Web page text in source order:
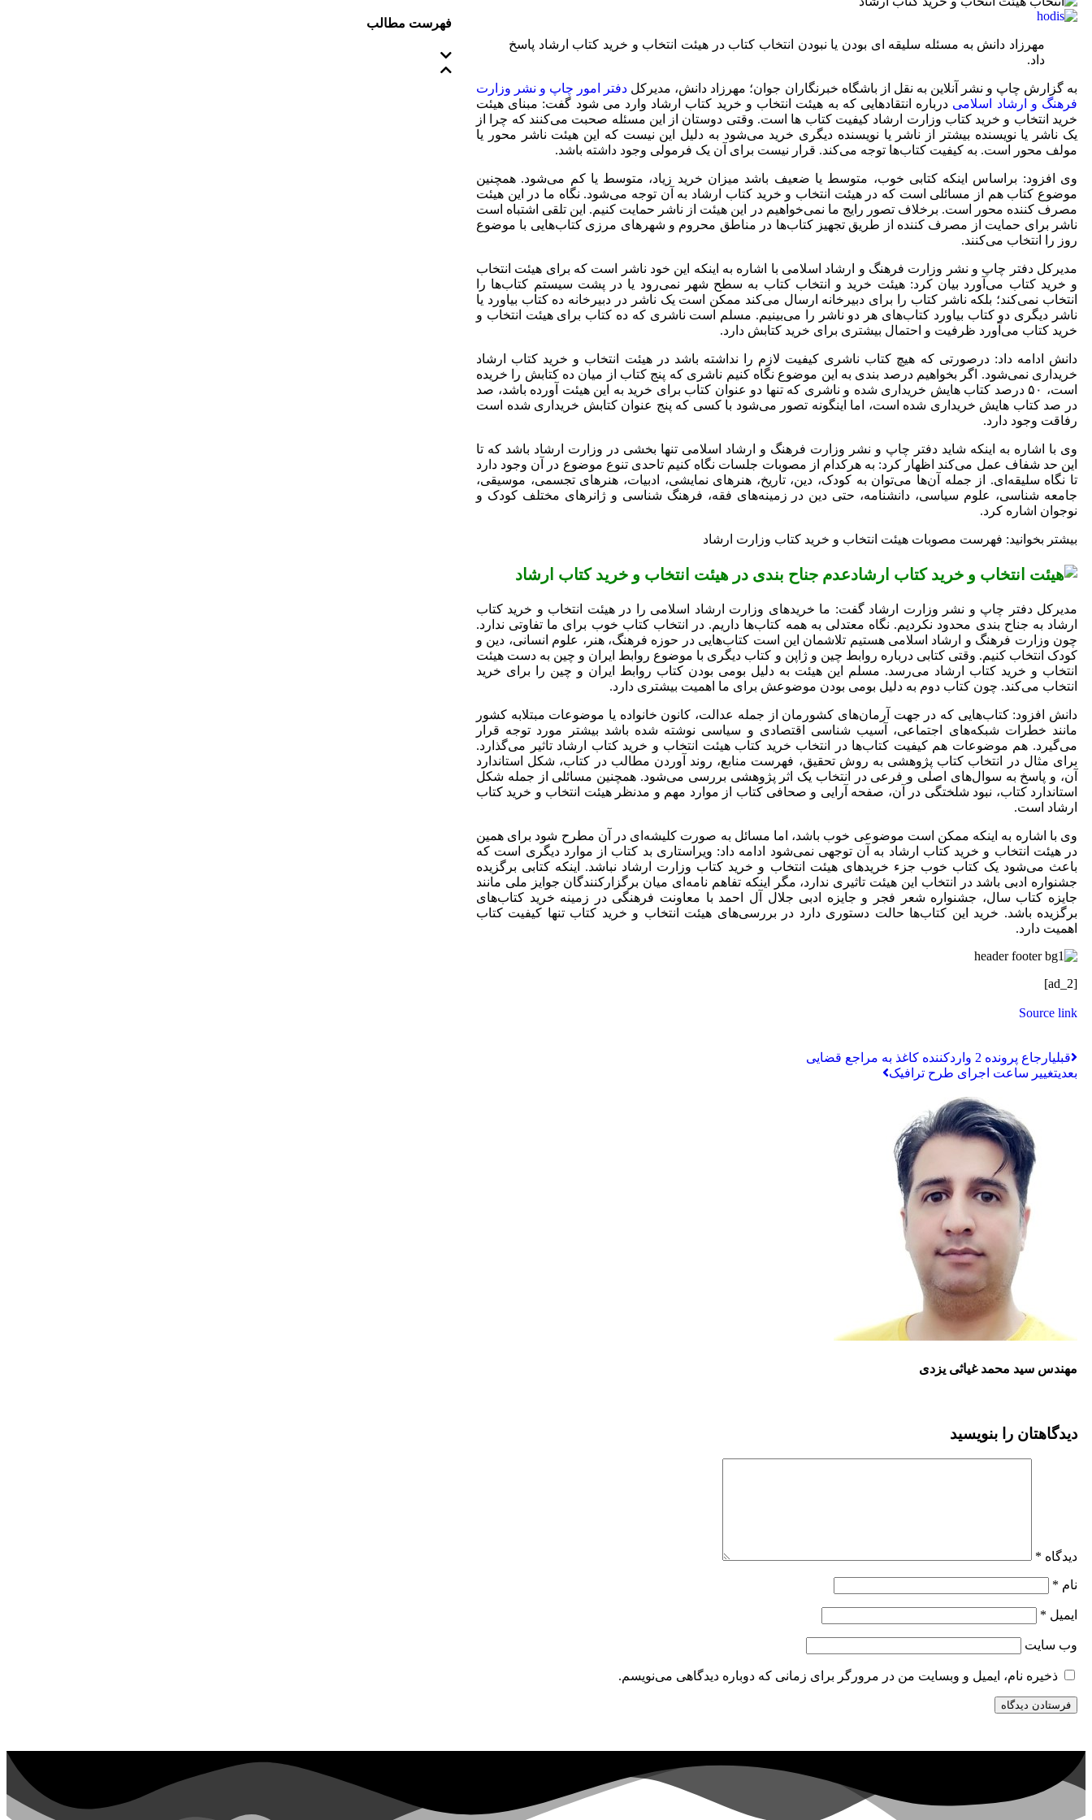
مهرزاد دانش به مسئله سلیقه‌ ای بودن یا نبودن انتخاب کتاب در هیئت انتخاب و خرید کتاب ارشاد پاسخ
داد.
به گزارش چاپ و نشر آنلاین به نقل از باشگاه خبرنگاران جوان؛ مهرزاد دانش، مدیرکل دفتر امور چاپ و نشر وزارت
فرهنگ و ارشاد اسلامی درباره انتقاد‌هایی که به هیئت انتخاب و خرید کتاب ارشاد وارد می‌ شود گفت: مبنای هیئت
خرید انتخاب و خرید کتاب وزارت ارشاد کیفیت کتاب ها است. وقتی دوستان از این مسئله صحبت می‌کنند که چرا از
یک ناشر یا نویسنده بیشتر از ناشر یا نویسنده دیگری خرید می‌شود به دلیل این نیست که این هیئت ناشر محور یا
مولف محور است. به کیفیت کتاب‌ها توجه می‌کند. قرار نیست برای آن یک فرمولی وجود داشته باشد.
وی افزود: براساس اینکه کتابی خوب، متوسط یا ضعیف باشد میزان خرید زیاد، متوسط یا کم می‌شود. همچنین
موضوع کتاب هم از مسائلی است که در هیئت انتخاب و خرید کتاب ارشاد به آن توجه می‌شود. نگاه ما در این هیئت
مصرف کننده محور است. برخلاف تصور رایج ما نمی‌خواهیم در این هیئت از ناشر حمایت کنیم. این تلقی اشتباه است
ناشر برای حمایت از مصرف کننده از طریق تجهیز کتاب‌ها در مناطق محروم و شهر‌های مرزی کتاب‌هایی با موضوع
روز را انتخاب می‌کنند.
مدیرکل دفتر چاپ و نشر وزارت فرهنگ و ارشاد اسلامی با اشاره به اینکه این خود ناشر است که برای هیئت انتخاب
و خرید کتاب می‌آورد بیان کرد: هیئت خرید و انتخاب کتاب به سطح شهر نمی‌رود یا در پشت سیستم کتاب‌ها را
انتخاب نمی‌کند؛ بلکه ناشر کتاب را برای دبیرخانه ارسال می‌کند ممکن است یک ناشر در دبیرخانه ده کتاب بیاورد یا
ناشر دیگری دو کتاب بیاورد کتاب‌های هر دو ناشر را می‌بینیم. مسلم است ناشری که ده کتاب برای هیئت انتخاب و
خرید کتاب می‌آورد ظرفیت و احتمال بیشتری برای خرید کتابش دارد.
دانش ادامه داد: درصورتی که هیچ کتاب ناشری کیفیت لازم را نداشته باشد در هیئت انتخاب و خرید کتاب ارشاد
خریداری نمی‌شود. اگر بخواهیم درصد بندی به این موضوع نگاه کنیم ناشری که پنج کتاب از میان ده کتابش را خریده
است، ۵۰ درصد کتاب هایش خریداری شده و ناشری که تنها دو عنوان کتاب برای خرید به این هیئت آورده باشد، صد
در صد کتاب هایش خریداری شده است، اما اینگونه تصور می‌شود با کسی که پنج عنوان کتابش خریداری شده است
رفاقت وجود دارد.
وی با اشاره به اینکه شاید دفتر چاپ و نشر وزارت فرهنگ و ارشاد اسلامی تنها بخشی در وزارت ارشاد باشد که تا
این حد شفاف عمل می‌کند اظهار کرد: به هرکدام از مصوبات جلسات نگاه کنیم تاحدی تنوع موضوع در آن وجود دارد
تا نگاه سلیقه‌ای. از جمله آن‌ها می‌توان به کودک، دین، تاریخ، هنر‌های نمایشی، ادبیات، هنر‌های تجسمی، موسیقی،
جامعه شناسی، علوم سیاسی، دانشنامه، حتی دین در زمینه‌های فقه، فرهنگ شناسی و ژانر‌های مختلف کودک و
نوجوان اشاره کرد.
بیشتر بخوانید: فهرست مصوبات هیئت انتخاب و خرید کتاب وزارت ارشاد
عدم جناح بندی در هیئت انتخاب و خرید کتاب ارشاد
مدیرکل دفتر چاپ و نشر وزارت ارشاد گفت: ما خرید‌های وزارت ارشاد اسلامی را در هیئت انتخاب و خرید کتاب
ارشاد به جناح بندی محدود نکردیم. نگاه معتدلی به همه کتاب‌ها داریم. در انتخاب کتاب خوب برای ما تفاوتی ندارد.
چون وزارت فرهنگ و ارشاد اسلامی هستیم تلاشمان این است کتاب‌هایی در حوزه فرهنگ، هنر، علوم انسانی، دین و
کودک انتخاب کنیم. وقتی کتابی درباره روابط چین و ژاپن و کتاب دیگری با موضوع روابط ایران و چین به دست هیئت
انتخاب و خرید کتاب ارشاد می‌رسد. مسلم این هیئت به دلیل بومی بودن کتاب روابط ایران و چین را برای خرید
انتخاب می‌کند. چون کتاب دوم به دلیل بومی بودن موضوعش برای ما اهمیت بیشتری دارد.
دانش افزود: کتاب‌هایی که در جهت آرمان‌های کشورمان از جمله عدالت، کانون خانواده یا موضوعات مبتلابه کشور
مانند خطرات شبکه‌های اجتماعی، آسیب شناسی اقتصادی و سیاسی نوشته شده باشد بیشتر مورد توجه قرار
می‌گیرد. هم موضوعات هم کیفیت کتاب‌ها در انتخاب خرید کتاب هیئت انتخاب و خرید کتاب ارشاد تاثیر می‌گذارد.
برای مثال در انتخاب کتاب پژوهشی به روش تحقیق، فهرست منابع، روند آوردن مطالب در کتاب، شکل استاندارد
آن، و پاسخ به سوال‌های اصلی و فرعی در انتخاب یک اثر پژوهشی بررسی می‌شود. همچنین مسائلی از جمله شکل
استاندارد کتاب، نبود شلختگی در آن، صفحه آرایی و صحافی کتاب از موارد مهم و مدنظر هیئت انتخاب و خرید کتاب
ارشاد است.
وی با اشاره به اینکه ممکن است موضوعی خوب باشد، اما مسائل به صورت کلیشه‌ای در آن مطرح شود برای همین
در هیئت انتخاب و خرید کتاب ارشاد به آن توجهی نمی‌شود ادامه داد: ویراستاری بد کتاب از موارد دیگری است که
باعث می‌شود یک کتاب خوب جزء خرید‌های هیئت انتخاب و خرید کتاب وزارت ارشاد نباشد. اینکه کتابی برگزیده
جشنواره ادبی باشد در انتخاب این هیئت تاثیری ندارد، مگر اینکه تفاهم نامه‌ای میان برگزارکنندگان جوایز ملی مانند
جایزه کتاب سال، جشنواره شعر فجر و جایزه ادبی جلال آل احمد با معاونت فرهنگی در زمینه خرید کتاب‌های
برگزیده باشد. خرید این کتاب‌ها حالت دستوری دارد در بررسی‌های هیئت انتخاب و خرید کتاب تنها کیفیت کتاب
اهمیت دارد.
[ad_2]
Source link
قبلیارجاع پرونده 2 واردکننده کاغذ به مراجع قضایی
بعدیتغییر ساعت اجرای طرح ترافیک
مهندس سید محمد غیاثی یزدی
دیدگاهتان را بنویسید
دیدگاه *
نام *
ایمیل *
وب‌ سایت
ذخیره نام، ایمیل و وبسایت من در مرورگر برای زمانی که دوباره دیدگاهی می‌نویسم.
فهرست مطالب